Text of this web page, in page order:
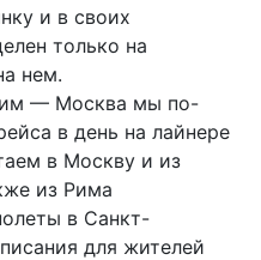
и в своих
только на
нем.
— Москва мы по-
в день на лайнере
в Москву и из
из Рима
в Санкт-
для жителей